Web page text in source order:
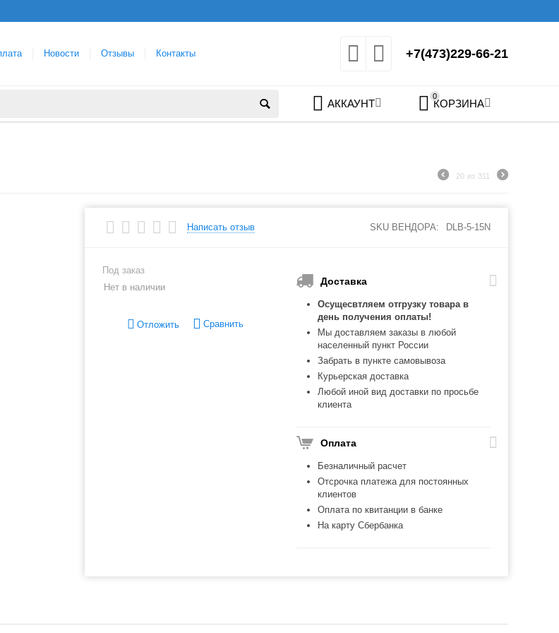
Новости Отзывы Контакты +7(473)229-66-21
0
КОРЗИНА
АККАУНТ
20 из 311
Написать отзыв SKU ВЕНДОРА: DLB-5-15N
Под заказ
Нет в наличии
Отложить Сравнить
Доставка
Осущесвтляем отгрузку товара в
день получения оплаты!
Мы доставляем заказы в любой
населенный пункт России
Забрать в пункте самовывоза
Курьерская доставка
Любой иной вид доставки по просьбе
клиента
Оплата
Безналичный расчет
Отсрочка платежа для постоянных
клиентов
Оплата по квитанции в банке
На карту Сбербанка